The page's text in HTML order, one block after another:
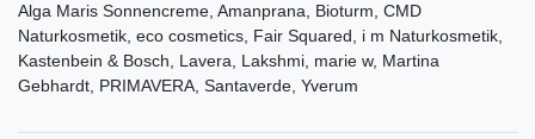
Alga Maris Sonnencreme, Amanprana, Bioturm, CMD
Naturkosmetik, eco cosmetics, Fair Squared, i m Naturkosmetik,
Kastenbein & Bosch, Lavera, Lakshmi, marie w, Martina
Gebhardt, PRIMAVERA, Santaverde, Yverum